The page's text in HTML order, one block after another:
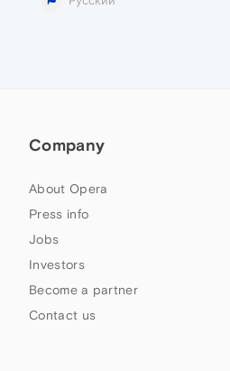
Company
About Opera
Press info
Jobs
Investors
Become a partner
Contact us